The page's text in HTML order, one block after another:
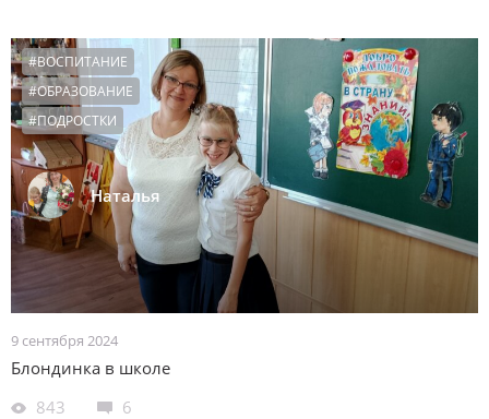
Наталья
#ВОСПИТАНИЕ
#ОБРАЗОВАНИЕ
#ПОДРОСТКИ
9 сентября 2024
Блондинка в школе
843
6